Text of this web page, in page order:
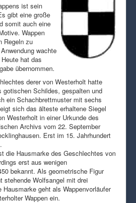
ist sein
gibt eine große
somit auch eine
Wappen
Regeln zu
wachte
hat das
übernommen.
derer von Westerholt hatte
gotischen Schildes, gespalten und
ein Schachbrettmuster mit sechs
sich das älteste erhaltene Siegel
Westerholt in einer Urkunde des
Archivs vom 22. September
Erst im 15. Jahrhundert
die Hausmarke des Geschlechtes von
erst aus wenigen
bekannt. Als geometrische Figur
stehende Wolfsangel mit drei
Hausmarke geht als Wappenvorläufer
Wappen ein.